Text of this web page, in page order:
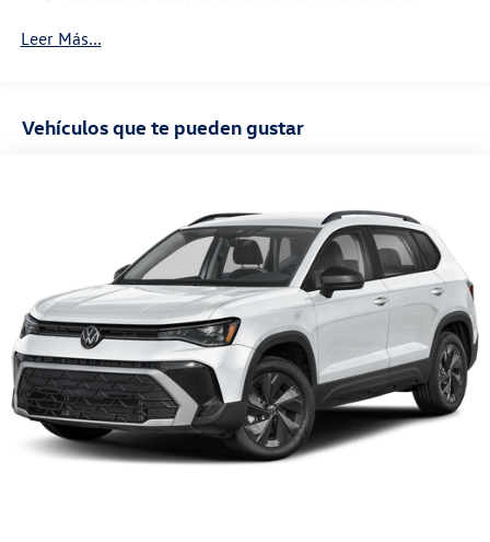
Garantía de mantenimiento: 24 meses / 20,000
Leer Más...
Vehículos que te pueden gustar